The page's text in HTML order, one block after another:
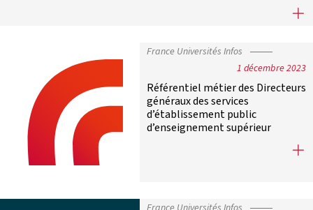
L’enseignement supérieur
France Universités Infos
1 décembre 2023
Référentiel métier des Directeurs
généraux des services
d’établissement public
d’enseignement supérieur
Référentiel métier des Directeurs